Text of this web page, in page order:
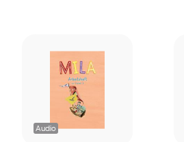
Audio